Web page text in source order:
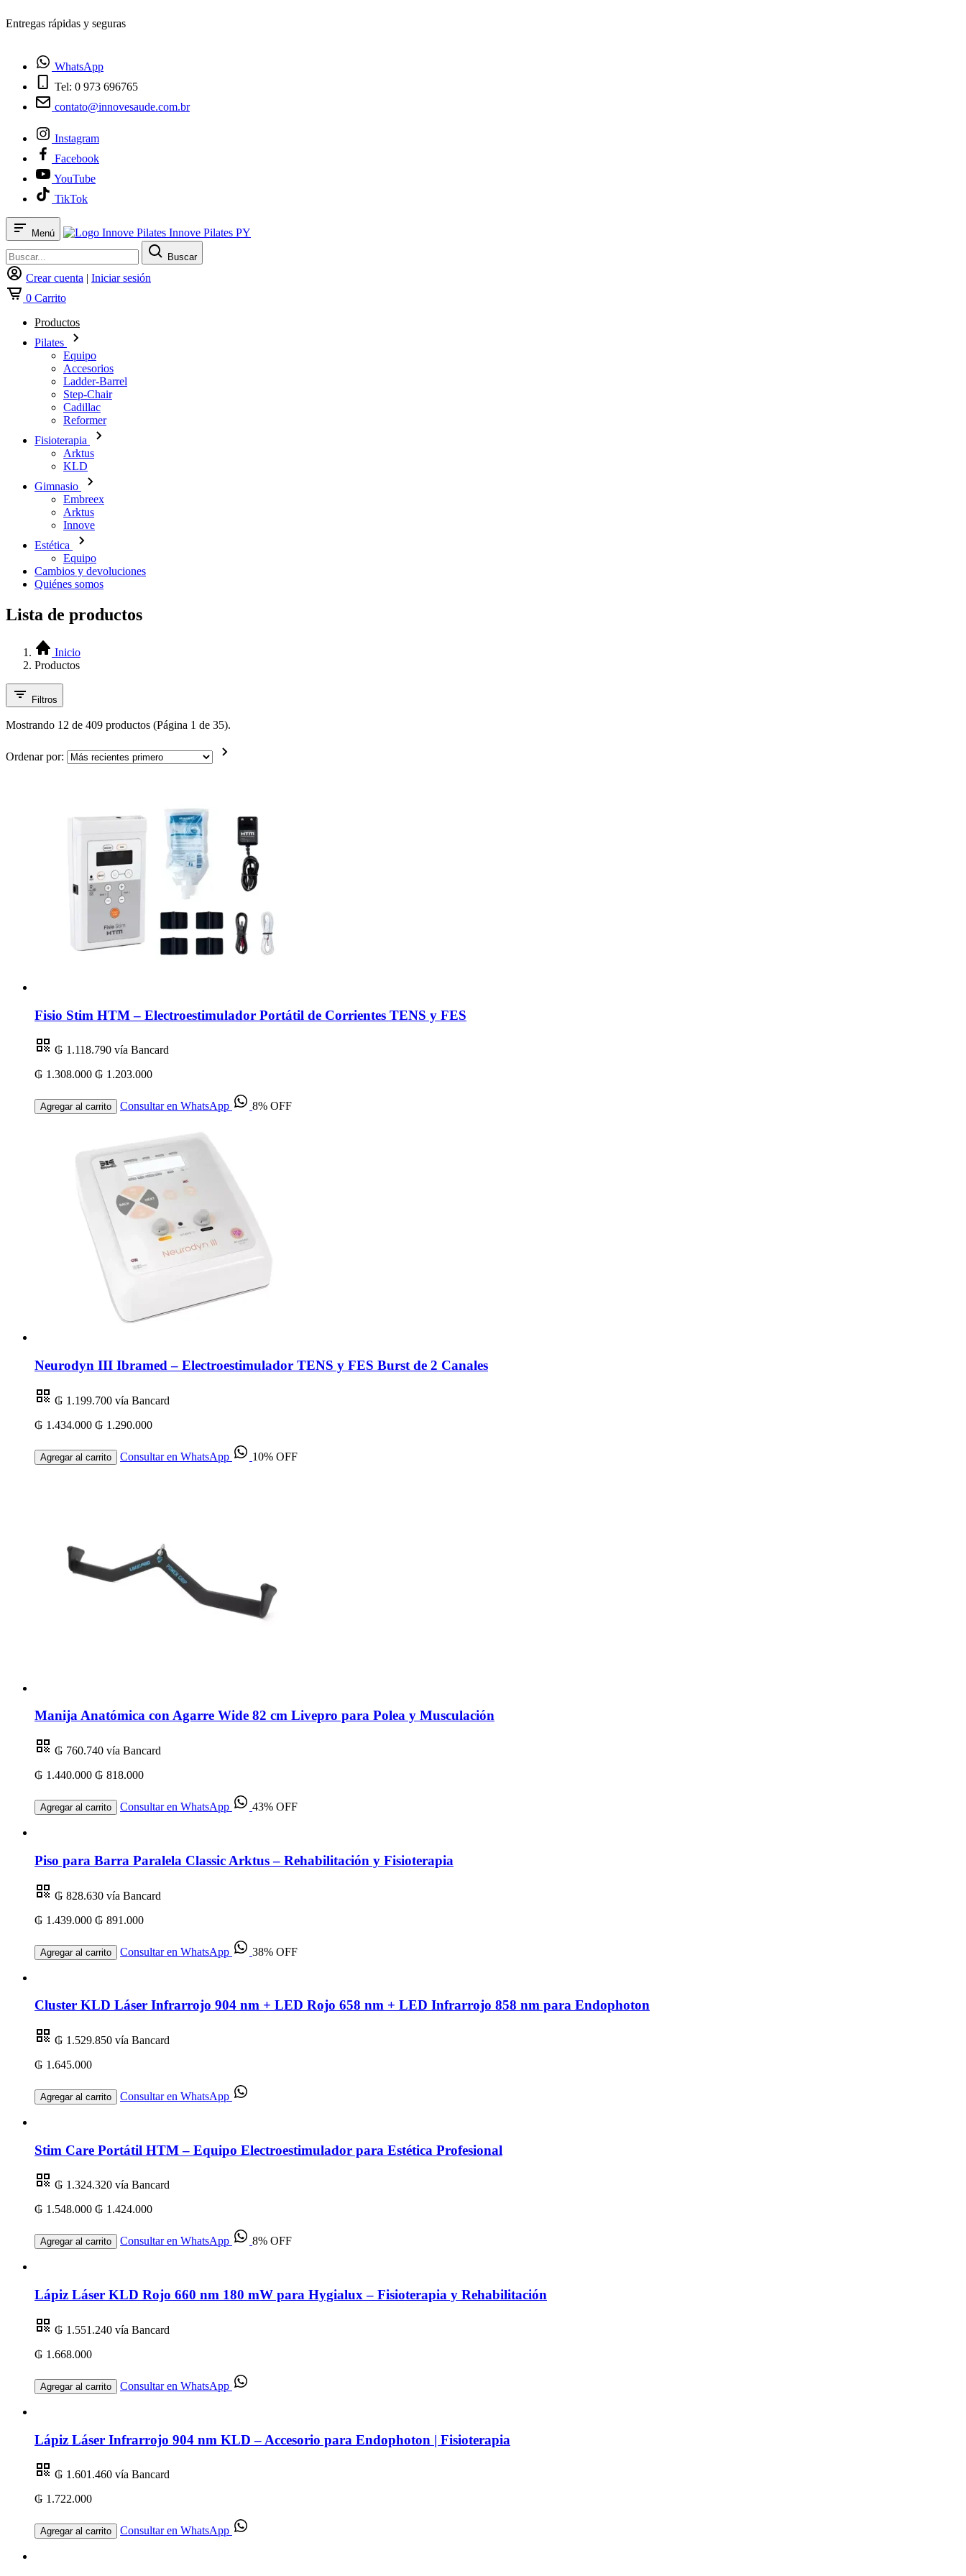
Entregas rápidas y seguras
WhatsApp
Tel: 0 973 696765
contato@innovesaude.com.br
Instagram
Facebook
YouTube
TikTok
Menú Innove Pilates PY
Buscar
Crear cuenta | Iniciar sesión
0 Carrito
Productos
Pilates
Equipo
Accesorios
Ladder-Barrel
Step-Chair
Cadillac
Reformer
Fisioterapia
Arktus
KLD
Gimnasio
Embreex
Arktus
Innove
Estética
Equipo
Cambios y devoluciones
Quiénes somos
Lista de productos
Inicio
Productos
Filtros
Mostrando 12 de 409 productos (Página 1 de 35).
Ordenar por:
Fisio Stim HTM – Electroestimulador Portátil de Corrientes TENS y FES
₲ 1.118.790 vía Bancard
₲ 1.308.000 ₲ 1.203.000
Agregar al carrito Consultar en WhatsApp 8% OFF
Neurodyn III Ibramed – Electroestimulador TENS y FES Burst de 2 Canales
₲ 1.199.700 vía Bancard
₲ 1.434.000 ₲ 1.290.000
Agregar al carrito Consultar en WhatsApp 10% OFF
Manija Anatómica con Agarre Wide 82 cm Livepro para Polea y Musculación
₲ 760.740 vía Bancard
₲ 1.440.000 ₲ 818.000
Agregar al carrito Consultar en WhatsApp 43% OFF
Piso para Barra Paralela Classic Arktus – Rehabilitación y Fisioterapia
₲ 828.630 vía Bancard
₲ 1.439.000 ₲ 891.000
Agregar al carrito Consultar en WhatsApp 38% OFF
Cluster KLD Láser Infrarrojo 904 nm + LED Rojo 658 nm + LED Infrarrojo 858 nm para Endophoton
₲ 1.529.850 vía Bancard
₲ 1.645.000
Agregar al carrito Consultar en WhatsApp
Stim Care Portátil HTM – Equipo Electroestimulador para Estética Profesional
₲ 1.324.320 vía Bancard
₲ 1.548.000 ₲ 1.424.000
Agregar al carrito Consultar en WhatsApp 8% OFF
Lápiz Láser KLD Rojo 660 nm 180 mW para Hygialux – Fisioterapia y Rehabilitación
₲ 1.551.240 vía Bancard
₲ 1.668.000
Agregar al carrito Consultar en WhatsApp
Lápiz Láser Infrarrojo 904 nm KLD – Accesorio para Endophoton | Fisioterapia
₲ 1.601.460 vía Bancard
₲ 1.722.000
Agregar al carrito Consultar en WhatsApp